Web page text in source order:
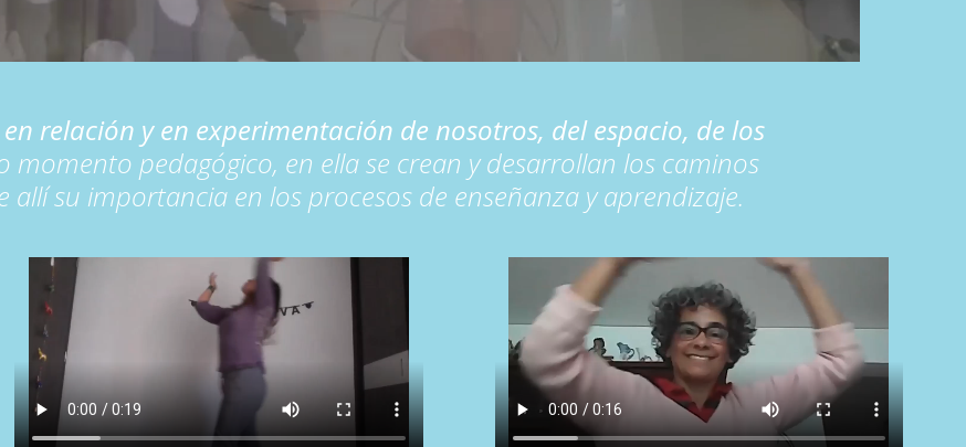
relación y en experimentación de nosotros, del espacio, de los
momento pedagógico, en ella se crean y desarrollan los caminos
su importancia en los procesos de enseñanza y aprendizaje.